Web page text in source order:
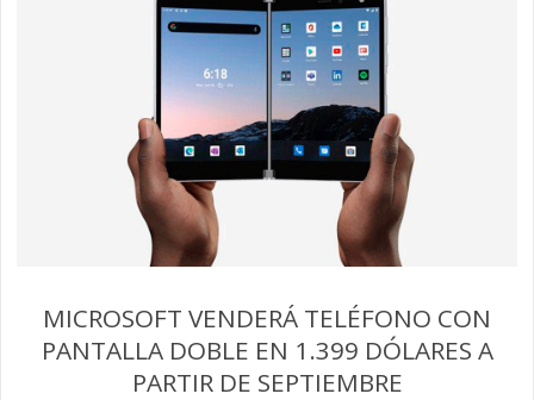
MICROSOFT VENDERÁ TELÉFONO CON
PANTALLA DOBLE EN 1.399 DÓLARES A
PARTIR DE SEPTIEMBRE